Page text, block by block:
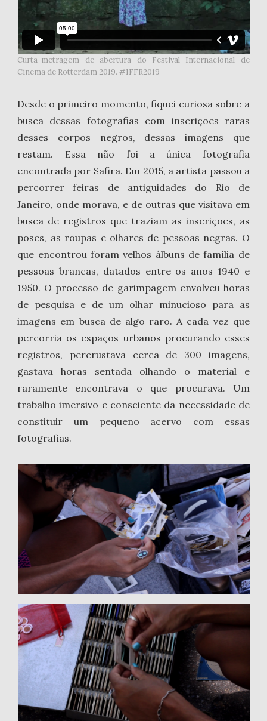
Curta-metragem de abertura do Festival Internacional de
Cinema de Rotterdam 2019. #IFFR2019
Desde o primeiro momento, fiquei curiosa sobre a
busca dessas fotografias com inscrições raras
desses corpos negros, dessas imagens que
restam. Essa não foi a única fotografia
encontrada por Safira. Em 2015, a artista passou a
percorrer feiras de antiguidades do Rio de
Janeiro, onde morava, e de outras que visitava em
busca de registros que traziam as inscrições, as
poses, as roupas e olhares de pessoas negras. O
que encontrou foram velhos álbuns de família de
pessoas brancas, datados entre os anos 1940 e
1950. O processo de garimpagem envolveu horas
de pesquisa e de um olhar minucioso para as
imagens em busca de algo raro. A cada vez que
percorria os espaços urbanos procurando esses
registros, percrustava cerca de 300 imagens,
gastava horas sentada olhando o material e
raramente encontrava o que procurava. Um
trabalho imersivo e consciente da necessidade de
constituir um pequeno acervo com essas
fotografias.